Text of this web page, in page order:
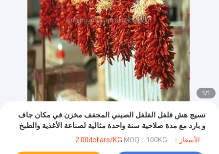
1
/
1
نسيج هش فلفل الفلفل الصيني المجفف مخزن في مكان جاف
و بارد مع مدة صلاحية سنة واحدة مثالية لصناعة الأغذية والطبخ
الأسعار：2.00dollars/KG MOQ：100KG